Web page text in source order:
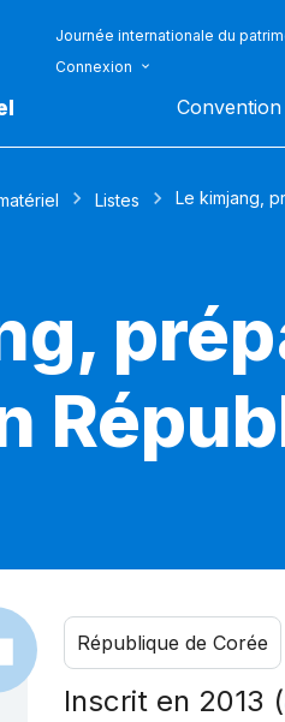
Journée internationale du
Connexion
Convention
Listes Le kimjang,
République de Corée
Inscrit en 2013 (